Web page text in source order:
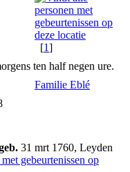
[1]
ten half negen ure.
Familie Eblé
31 mrt 1760, Leyden